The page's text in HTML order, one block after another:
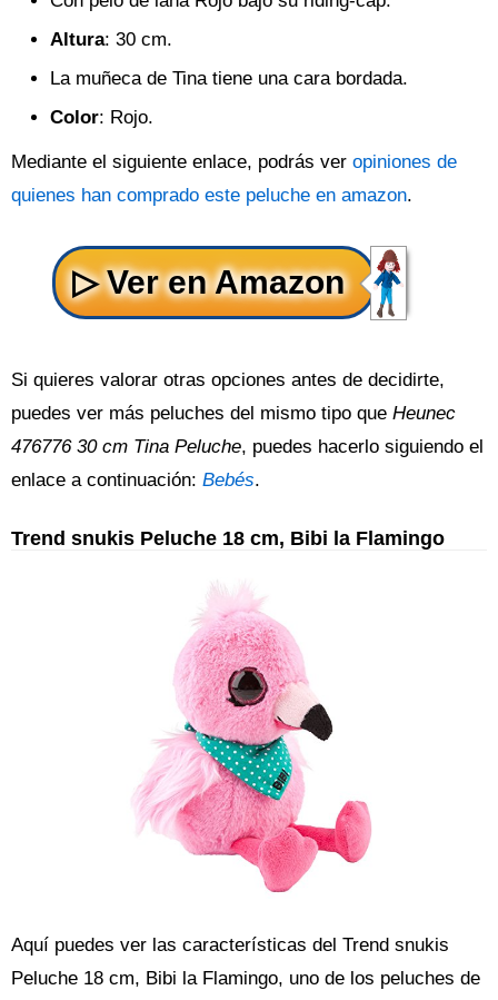
Altura: 30 cm.
La muñeca de Tina tiene una cara bordada.
Color: Rojo.
Mediante el siguiente enlace, podrás ver opiniones de
quienes han comprado este peluche en amazon.
Si quieres valorar otras opciones antes de decidirte,
puedes ver más peluches del mismo tipo que Heunec
476776 30 cm Tina Peluche, puedes hacerlo siguiendo el
enlace a continuación: Bebés.
Trend snukis Peluche 18 cm, Bibi la Flamingo
Aquí puedes ver las características del Trend snukis
Peluche 18 cm, Bibi la Flamingo, uno de los peluches de